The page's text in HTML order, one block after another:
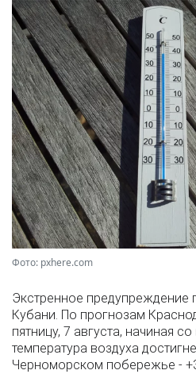
Фото: pxhere.com
Экстренное
Кубани. По прогнозам
пятницу, 7 августа, начиная
температура воздуха
Черноморском побережье -